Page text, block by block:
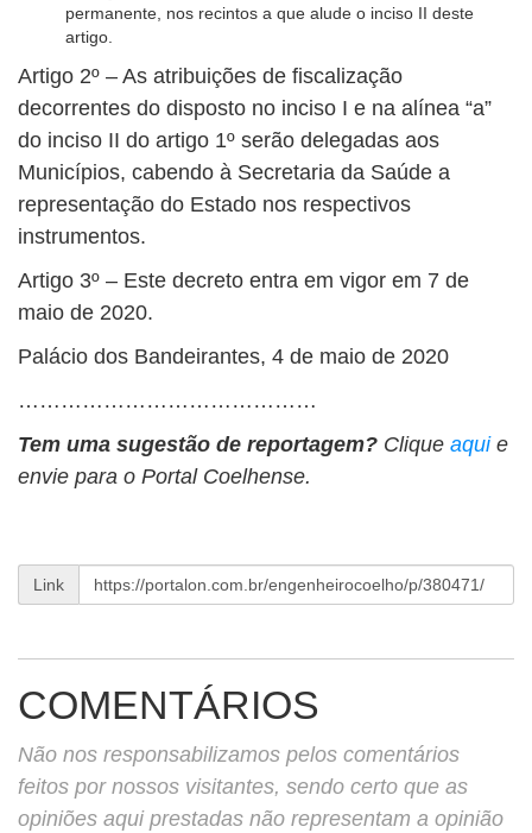
permanente, nos recintos a que alude o inciso II deste
artigo.
Artigo 2º – As atribuições de fiscalização
decorrentes do disposto no inciso I e na alínea “a”
do inciso II do artigo 1º serão delegadas aos
Municípios, cabendo à Secretaria da Saúde a
representação do Estado nos respectivos
instrumentos.
Artigo 3º – Este decreto entra em vigor em 7 de
maio de 2020.
Palácio dos Bandeirantes, 4 de maio de 2020
……………………………………
Tem uma sugestão de reportagem? Clique aqui e
envie para o Portal Coelhense.
Link
COMENTÁRIOS
Não nos responsabilizamos pelos comentários
feitos por nossos visitantes, sendo certo que as
opiniões aqui prestadas não representam a opinião